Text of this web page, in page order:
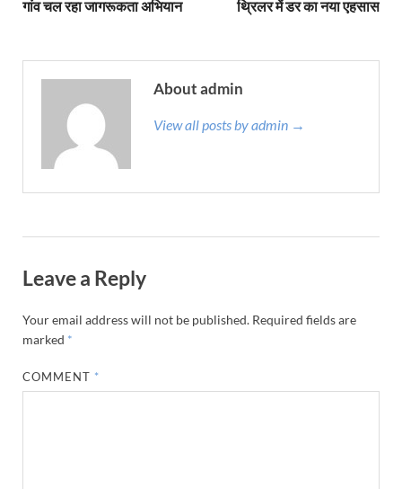
गांव चल रहा जागरूकता अभियान
थ्रिलर में डर का नया एहसास
About admin
View all posts by admin →
Leave a Reply
Your email address will not be published. Required fields are
marked *
COMMENT *